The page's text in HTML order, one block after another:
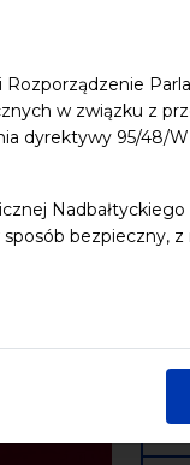
w związku z
dyrektywy 95/48/
bezpieczny, z